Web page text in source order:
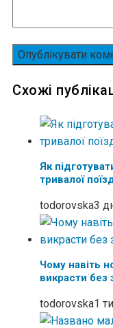
Схожі
Як
тривалої
todorovska3
Чому навіть
викрасти без
todorovska1